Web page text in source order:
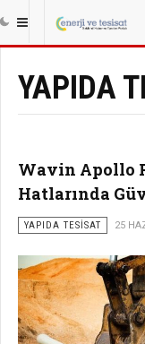
||| ANASAYFA
YAPIDA
Wavin Apollo
Hatlarında
YAPIDA TESISAT 25